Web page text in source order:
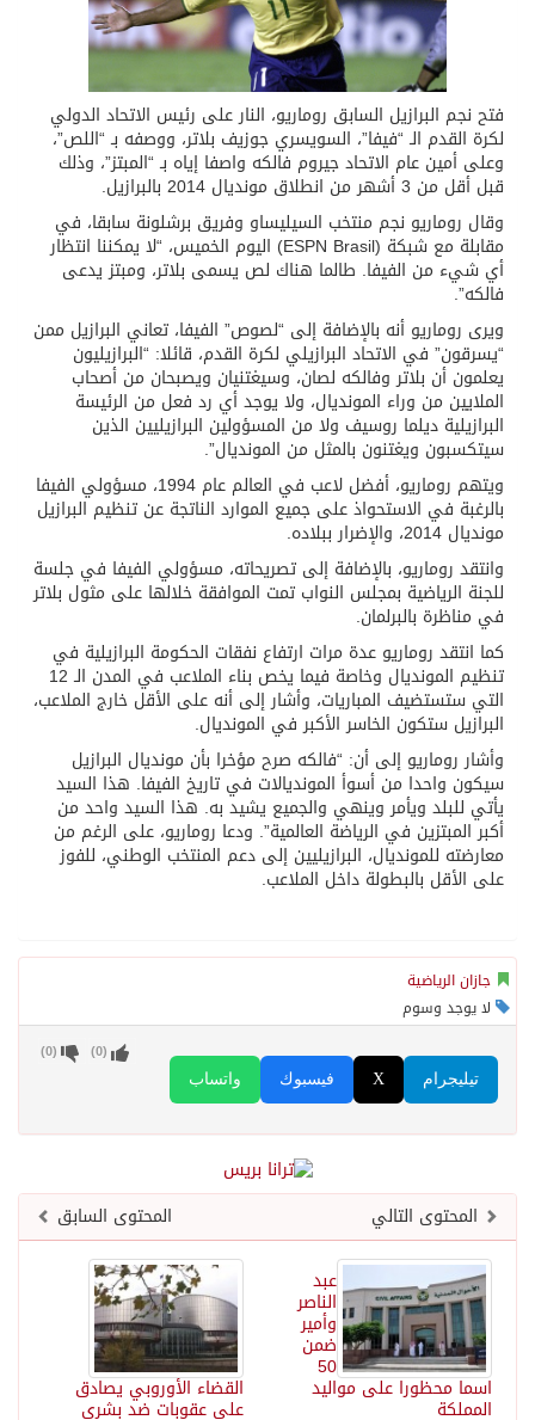
فتح نجم البرازيل السابق روماريو، النار على رئيس الاتحاد الدولي
لكرة القدم الـ “فيفا”، السويسري جوزيف بلاتر، ووصفه بـ “اللص”،
وعلى أمين عام الاتحاد جيروم فالكه واصفا إياه بـ “المبتز”، وذلك
قبل أقل من 3 أشهر من انطلاق مونديال 2014 بالبرازيل.
وقال روماريو نجم منتخب السيليساو وفريق برشلونة سابقا، في
مقابلة مع شبكة (ESPN Brasil) اليوم الخميس، “لا يمكننا انتظار
أي شيء من الفيفا. طالما هناك لص يسمى بلاتر، ومبتز يدعى
فالكه”.
ويرى روماريو أنه بالإضافة إلى “لصوص” الفيفا، تعاني البرازيل ممن
“يسرقون” في الاتحاد البرازيلي لكرة القدم، قائلا: “البرازيليون
يعلمون أن بلاتر وفالكه لصان، وسيغتنيان ويصبحان من أصحاب
الملايين من وراء المونديال، ولا يوجد أي رد فعل من الرئيسة
البرازيلية ديلما روسيف ولا من المسؤولين البرازيليين الذين
سيتكسبون ويغتنون بالمثل من المونديال”.
ويتهم روماريو، أفضل لاعب في العالم عام 1994، مسؤولي الفيفا
بالرغبة في الاستحواذ على جميع الموارد الناتجة عن تنظيم البرازيل
مونديال 2014، والإضرار ببلاده.
وانتقد روماريو، بالإضافة إلى تصريحاته، مسؤولي الفيفا في جلسة
للجنة الرياضية بمجلس النواب تمت الموافقة خلالها على مثول بلاتر
في مناظرة بالبرلمان.
كما انتقد روماريو عدة مرات ارتفاع نفقات الحكومة البرازيلية في
تنظيم المونديال وخاصة فيما يخص بناء الملاعب في المدن الـ 12
التي ستستضيف المباريات، وأشار إلى أنه على الأقل خارج الملاعب،
البرازيل ستكون الخاسر الأكبر في المونديال.
وأشار روماريو إلى أن: “فالكه صرح مؤخرا بأن مونديال البرازيل
سيكون واحدا من أسوأ المونديالات في تاريخ الفيفا. هذا السيد
يأتي للبلد ويأمر وينهي والجميع يشيد به. هذا السيد واحد من
أكبر المبتزين في الرياضة العالمية”. ودعا روماريو، على الرغم من
معارضته للمونديال، البرازيليين إلى دعم المنتخب الوطني، للفوز
على الأقل بالبطولة داخل الملاعب.
جازان الرياضية
لا يوجد وسوم
واتساب فيسبوك X تيليجرام
(
0
) (
0
)
المحتوى السابق المحتوى التالي
القضاء الأوروبي يصادق
على عقوبات ضد بشرى
عبد
الناصر
وأمير
ضمن
50
اسما محظورا على مواليد
المملكة